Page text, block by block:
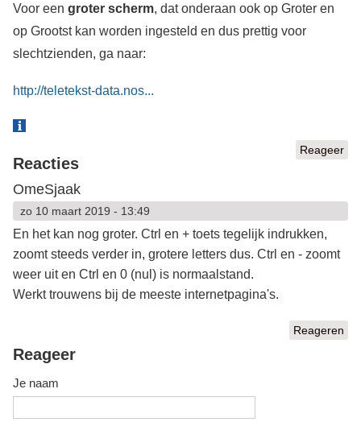
Voor een groter scherm, dat onderaan ook op Groter en
op Grootst kan worden ingesteld en dus prettig voor
slechtzienden, ga naar:
http://teletekst-data.nos...
Reageer
Reacties
OmeSjaak
zo 10 maart 2019 - 13:49
En het kan nog groter. Ctrl en + toets tegelijk indrukken,
zoomt steeds verder in, grotere letters dus. Ctrl en - zoomt
weer uit en Ctrl en 0 (nul) is normaalstand.
Werkt trouwens bij de meeste internetpagina's.
Reageren
Reageer
Je naam